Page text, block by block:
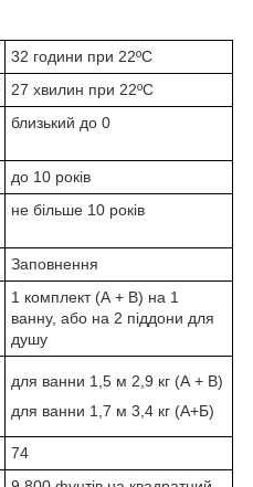
32 години при 22ºC
27 хвилин при 22ºC
близький до 0
до 10 років
не більше 10 років
Заповнення
1 комплект (А + В) на 1
ванну, або на 2 піддони для
душу
для ванни 1,5 м 2,9 кг (А + В)
для ванни 1,7 м 3,4 кг (А+Б)
74